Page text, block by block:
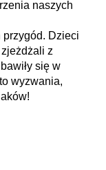
naszych
przygód. Dzieci
zjeżdżali z
się w
wyzwania,